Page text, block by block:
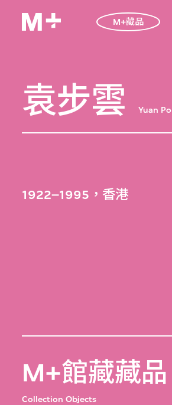
M+藏品
袁步雲 Yuan
1922–1995，香港
M+館藏藏品
Collection Objects